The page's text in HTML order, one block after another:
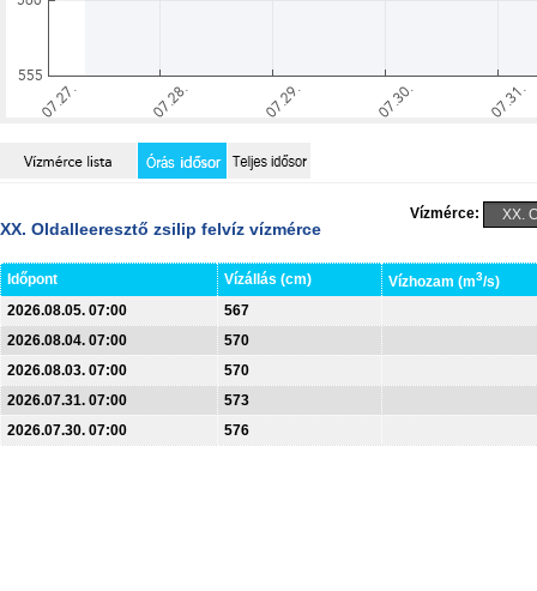
Vízmérce:
XX. Oldalleeresztő zsilip felvíz vízmérce
Időpont Vízállás (cm) Vízhozam (m3/s)
2026.08.05. 07:00
567
2026.08.04. 07:00
570
2026.08.03. 07:00
570
2026.07.31. 07:00
573
2026.07.30. 07:00
576